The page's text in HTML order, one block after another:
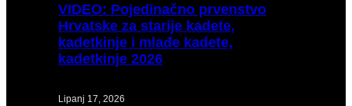
VIDEO: Pojedinačno prvenstvo
Hrvatske za starije kadete,
kadetkinje i mlađe kadete,
kadetkinje 2026
Lipanj 17, 2026